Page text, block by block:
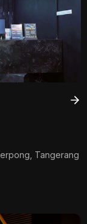
Tangerang